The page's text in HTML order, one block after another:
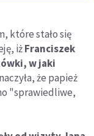
które stało się
iżFranciszek
w jaki
że papież
"sprawiedliwe,